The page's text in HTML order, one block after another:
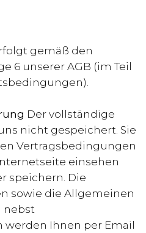
gemäß den
6 unserer AGB (im Teil
Der vollständige
nicht gespeichert. Sie
Vertragsbedingungen
einsehen
speichern. Die
sowie die Allgemeinen
nebst
Ihnen per Email